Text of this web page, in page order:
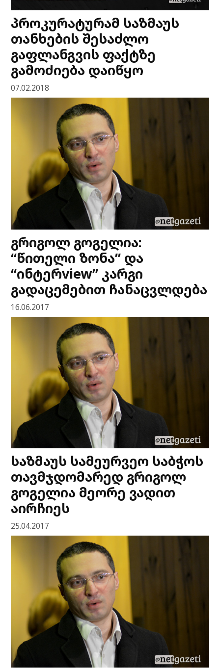
პროკურატურამ საზმაუს
თანხების შესაძლო
გაფლანგვის ფაქტზე
გამოძიება დაიწყო
07.02.2018
გრიგოლ გოგელია:
“წითელი ზონა” და
“ინტერview” კარგი
გადაცემებით ჩანაცვლდება
16.06.2017
საზმაუს სამეურვეო საბჭოს
თავმჯდომარედ გრიგოლ
გოგელია მეორე ვადით
აირჩიეს
25.04.2017